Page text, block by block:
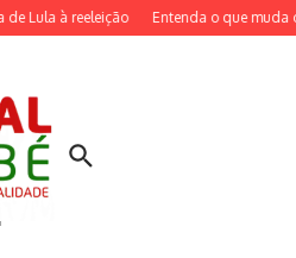
à reeleição Entenda o que muda com